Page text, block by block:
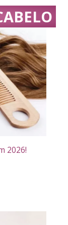
2026!